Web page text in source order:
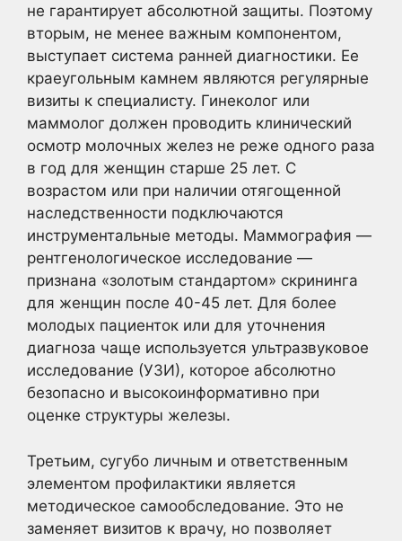
не гарантирует абсолютной защиты. Поэтому
вторым, не менее важным компонентом,
выступает система ранней диагностики. Ее
краеугольным камнем являются регулярные
визиты к специалисту. Гинеколог или
маммолог должен проводить клинический
осмотр молочных желез не реже одного раза
в год для женщин старше 25 лет. С
возрастом или при наличии отягощенной
наследственности подключаются
инструментальные методы. Маммография —
рентгенологическое исследование —
признана «золотым стандартом» скрининга
для женщин после 40-45 лет. Для более
молодых пациенток или для уточнения
диагноза чаще используется ультразвуковое
исследование (УЗИ), которое абсолютно
безопасно и высокоинформативно при
оценке структуры железы.
Третьим, сугубо личным и ответственным
элементом профилактики является
методическое самообследование. Это не
заменяет визитов к врачу, но позволяет